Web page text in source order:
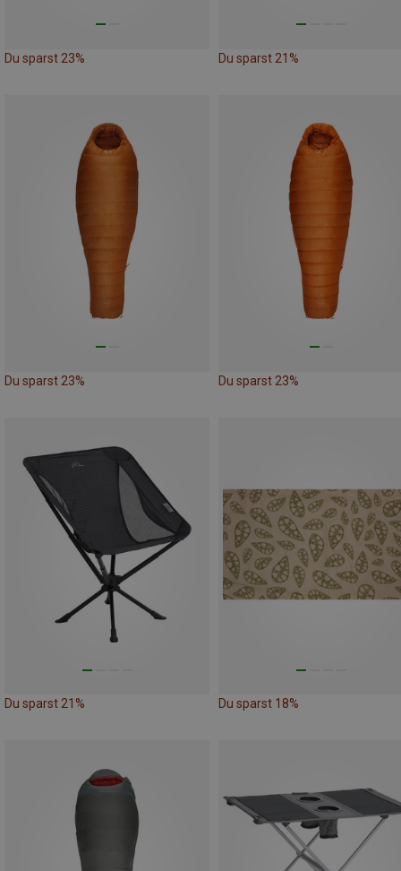
Du sparst 23% Du sparst 21%
Du sparst 23% Du sparst 23%
Du sparst 21% Du sparst 18%